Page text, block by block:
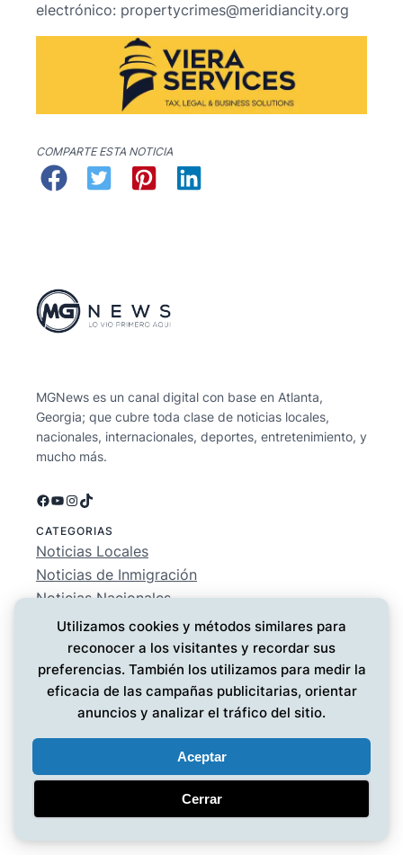
electrónico:
gro.yticnaidirem
@semircytreporp
COMPARTE ESTA NOTICIA
MGNews es un canal digital con base en Atlanta,
Georgia; que cubre toda clase de noticias locales,
nacionales, internacionales, deportes, entretenimiento, y
mucho más.
Facebook
YouTube
Instagram
TikTok
CATEGORIAS
Noticias Locales
Noticias de Inmigración
Noticias Nacionales
Deportes
Entretenimiento
EMPRESA
Conócenos
Política de Privacidad
Noticias MG
Utilizamos cookies y métodos similares para
reconocer a los visitantes y recordar sus
preferencias. También los utilizamos para medir la
eficacia de las campañas publicitarias, orientar
anuncios y analizar el tráfico del sitio.
Aceptar
Cerrar